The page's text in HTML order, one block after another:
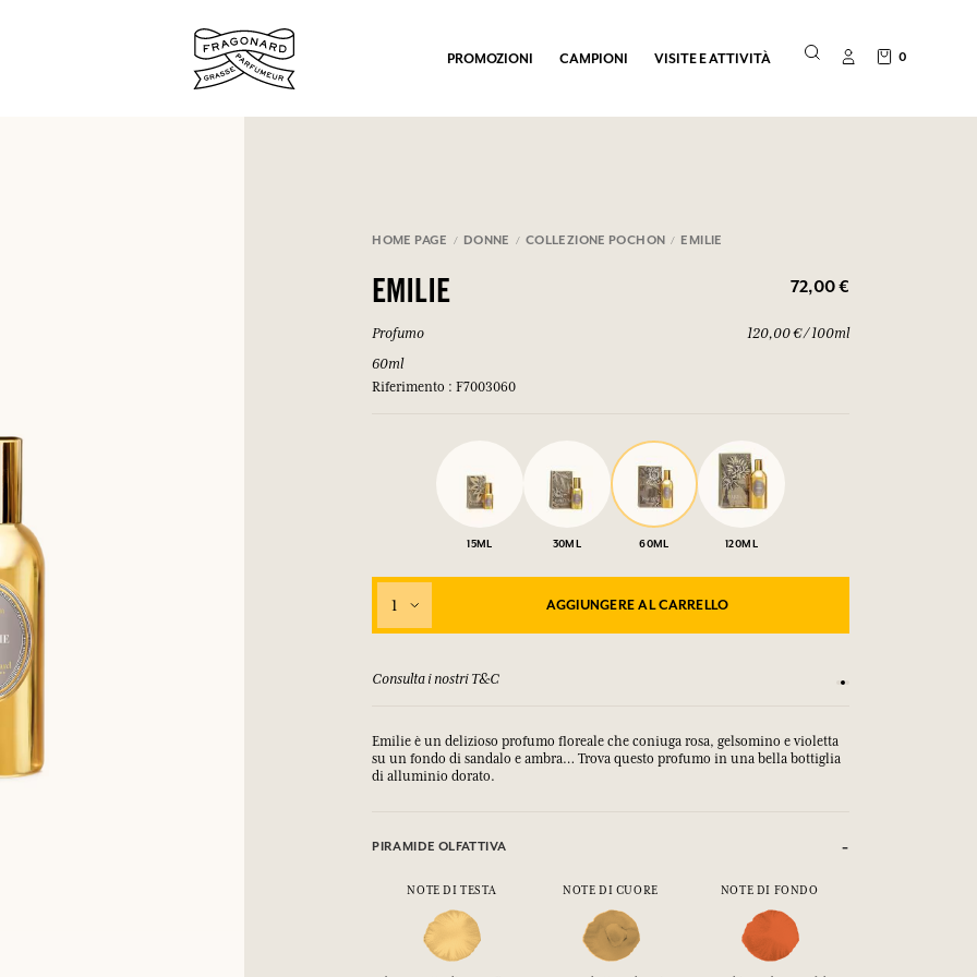
punti e ricevere regali.
punti e ricevere regali.
punti e ricevere regali.
punti e ricevere regali.
punti e ricevere regali.
PROMOZIONI CAMPIONI VISITE E ATTIVITÀ 0
HOME PAGE DONNE COLLEZIONE POCHON EMILIE
EMILIE 72,00 €
Profumo
60ml
Riferimento : F7003060
120,00 € / 100ml
15ML 30ML 60ML 120ML
1 AGGIUNGERE AL CARRELLO
Soddisfatti o rimborsati fino a 15 giorni
Emilie è un delizioso profumo floreale che coniuga rosa, gelsomino e violetta
su un fondo di sandalo e ambra… Trova questo profumo in una bella bottiglia
di alluminio dorato.
PIRAMIDE OLFATTIVA
NOTE DI TESTA NOTE DI CUORE NOTE DI FONDO